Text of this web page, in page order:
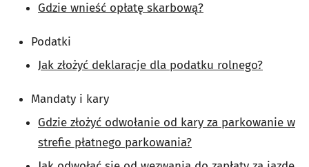
Gdzie wnieść opłatę skarbową?
Podatki
Jak złożyć deklaracje dla podatku rolnego?
Mandaty i kary
Gdzie złożyć odwołanie od kary za parkowanie w
strefie płatnego parkowania?